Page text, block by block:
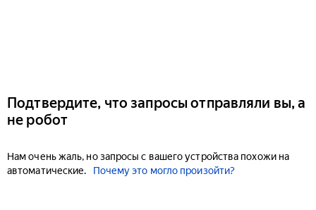
Подтвердите, что запросы отправляли вы, а
не робот
Нам очень жаль, но запросы с вашего устройства похожи на
автоматические.
Почему это могло произойти?